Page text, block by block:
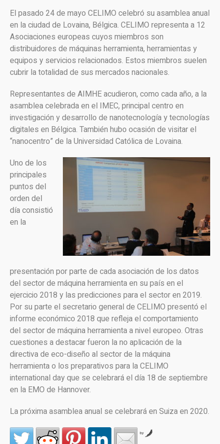
El pasado 24 de mayo CELIMO celebró su asamblea anual
en la ciudad de Lovaina, Bélgica. CELIMO representa a 12
Asociaciones europeas cuyos miembros son
distribuidores de máquinas herramienta, herramientas y
equipos y servicios relacionados. Estos miembros suelen
cubrir la totalidad de sus mercados nacionales.
Representantes de AIMHE acudieron, como cada año, a la
asamblea celebrada en el IMEC, principal centro en
investigación y desarrollo de nanotecnología y tecnologías
digitales en Bélgica. También hubo ocasión de visitar el
“nanocentro” de la Universidad Católica de Lovaina.
Uno de los
principales
puntos del
orden del
día consistió
en la
presentación por parte de cada asociación de los datos
del sector de máquina herramienta en su país en el
ejercicio 2018 y las predicciones para el sector en 2019.
Por su parte el secretario general de CELIMO presentó el
informe económico 2018 que refleja el comportamiento
del sector de máquina herramienta a nivel europeo. Otras
cuestiones a destacar fueron la no aplicación de la
directiva de eco-diseño al sector de la máquina
herramienta o los preparativos para la CELIMO
international day que se celebrará el día 18 de septiembre
en la EMO de Hannover.
La próxima asamblea anual se celebrará en Suiza en 2020.
by